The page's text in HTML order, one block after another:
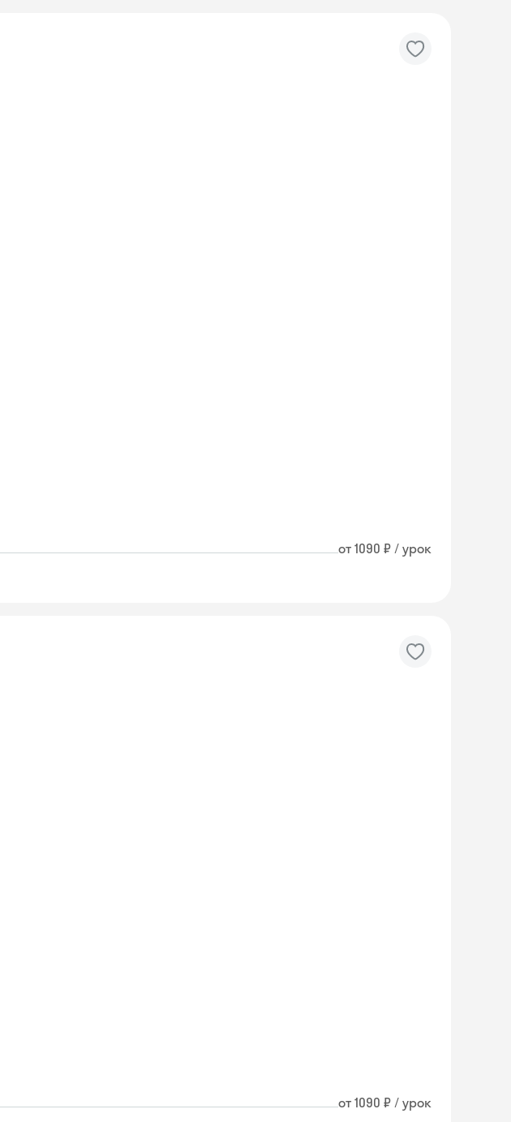
от 1090 ₽ / урок
от 1090 ₽ / урок